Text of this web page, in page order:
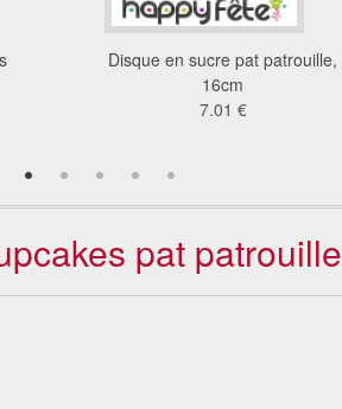
Disque en sucre pat patrouille,
16cm
7.01 €
pat patrouille